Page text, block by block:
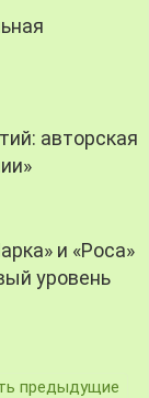
авторская
и «Роса»
уровень
предыдущие